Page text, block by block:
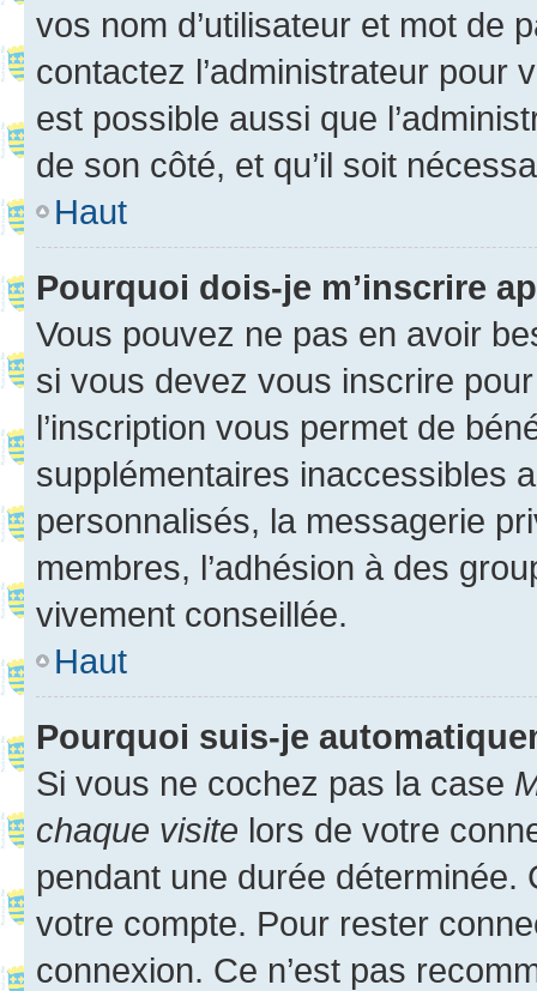
vos nom d’utilisateur et mot de
contactez l’administrateur pour
est possible aussi que
de son côté, et qu’il soit
Haut
Pourquoi dois-je m’inscrire
Vous pouvez ne pas en avoir
si vous devez vous inscrire
l’inscription vous permet de
supplémentaires inaccessibles
personnalisés, la messagerie
membres, l’adhésion à des
vivement conseillée.
Haut
Pourquoi suis-je
Si vous ne cochez pas la case
chaque visite lors de votre
pendant une durée déterminée.
votre compte. Pour rester
connexion. Ce n’est pas